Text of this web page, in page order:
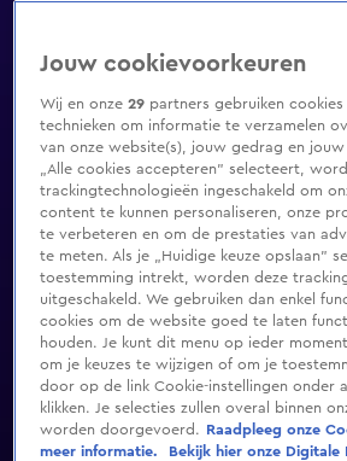
Jouw cookievoorkeuren
Wij en onze29 partners gebruiken
technieken om informatie te verzamelen
van onze website(s), jouw gedrag en
„Alle cookies accepteren” selecteert,
trackingtechnologieën ingeschakeld om
content te kunnen personaliseren, onze
te verbeteren en om de prestaties van
te meten. Als je „Huidige keuze opslaan”
toestemming intrekt, worden deze
uitgeschakeld. We gebruiken dan enkel
cookies om de website goed te laten
houden. Je kunt dit menu op ieder
om je keuzes te wijzigen of om je
door op de link Cookie-instellingen onder
klikken. Je selecties zullen overal binnen
worden doorgevoerd.
Raadpleeg onze
meer informatie.
Bekijk hier onze Digitale